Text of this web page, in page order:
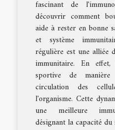
fascinant de
découvrir comment
aide à rester en bonne
et système
régulière est une alliée
immunitaire. En
sportive de
circulation des
l'organisme. Cette
une meilleure
désignant la capacité du